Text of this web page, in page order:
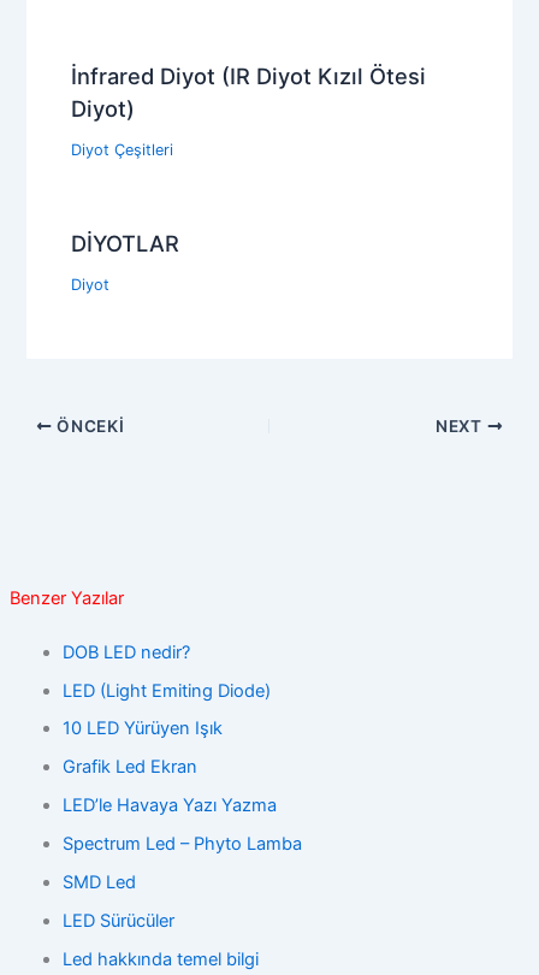
İnfrared Diyot (IR Diyot Kızıl Ötesi
Diyot)
Diyot Çeşitleri
DİYOTLAR
Diyot
ÖNCEKI NEXT
Benzer Yazılar
DOB LED nedir?
LED (Light Emiting Diode)
10 LED Yürüyen Işık
Grafik Led Ekran
LED’le Havaya Yazı Yazma
Spectrum Led – Phyto Lamba
SMD Led
LED Sürücüler
Led hakkında temel bilgi